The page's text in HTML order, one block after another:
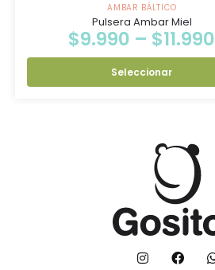
AMBAR BÁLTICO
Pulsera Ambar Miel
$9.990 – $11.990
Seleccionar